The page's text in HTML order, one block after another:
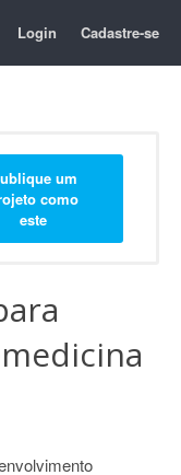
Login Cadastre-se
um
como
este